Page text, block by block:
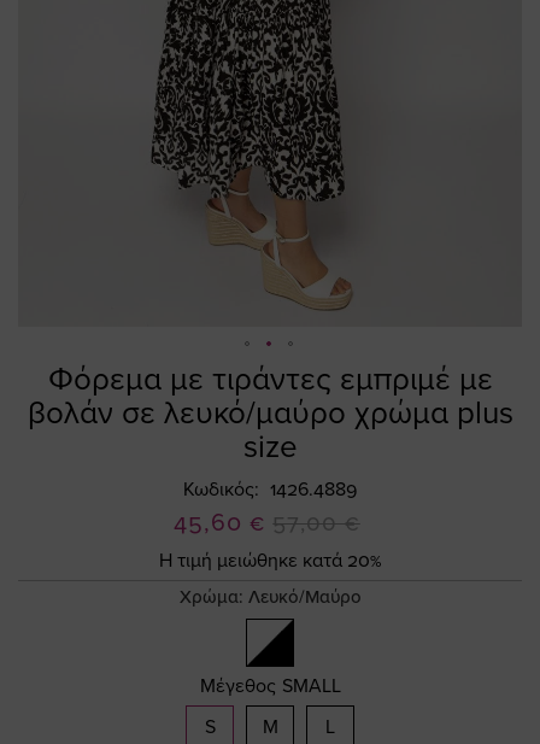
Φόρεμα με τιράντες εμπριμέ με
βολάν σε λευκό/μαύρο χρώμα plus
size
Κωδικός 1426.4889
Ειδική
Τιμή
45,60 € 57,00 €
Η τιμή μειώθηκε κατά 20%
Χρώμα: Λευκό/Μαύρο
Μέγεθος SMALL
S
M L
Skip
to
the